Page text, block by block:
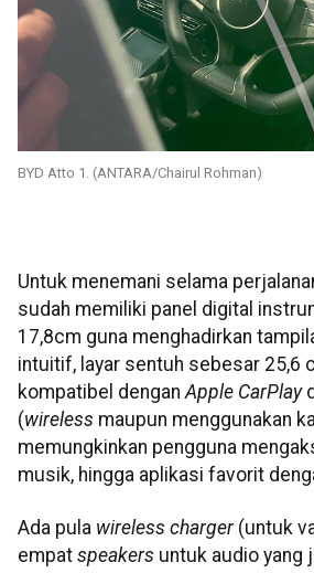
BYD Atto 1. (ANTARA/Chairul Rohman)
Untuk menemani selama
sudah memiliki panel digital
17,8cm guna menghadirkan
intuitif, layar sentuh sebesar 25,6
kompatibel denganApple CarPlay
(wireless maupun menggunakan
memungkinkan pengguna
musik, hingga aplikasi favorit
Ada pula wireless charger(untuk
empat speakers untuk audio yang